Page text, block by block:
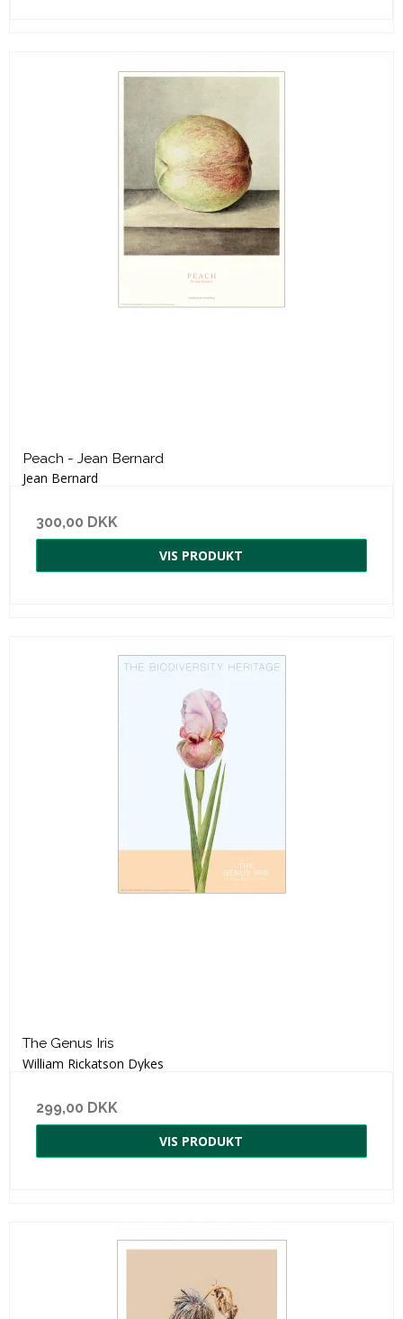
Peach - Jean Bernard
Jean Bernard
300,00 DKK
VIS PRODUKT
The Genus Iris
William Rickatson Dykes
299,00 DKK
VIS PRODUKT